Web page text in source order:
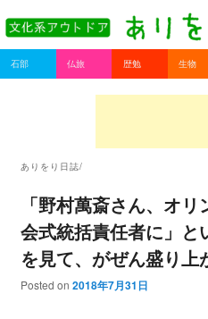
ありをりある.com
Main menu
Skip to primary content
Skip to secondary content
石部 仏旅 歴勉 生物
ありをり日誌/
「野村萬斎さん、オ
会式統括責任者に」と
を見て、がぜん盛り上
Posted on 2018年7月31日